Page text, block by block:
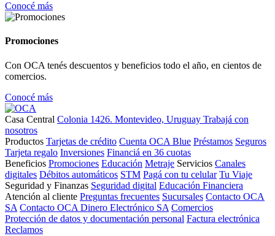
Conocé más
Promociones
Con OCA tenés descuentos y beneficios todo el año, en cientos de
comercios.
Conocé más
Casa Central Colonia 1426. Montevideo, Uruguay Trabajá con
nosotros
Productos Tarjetas de crédito Cuenta OCA Blue Préstamos Seguros
Tarjeta regalo Inversiones Financiá en 36 cuotas
Beneficios Promociones Educación Metraje Servicios Canales
digitales Débitos automáticos STM Pagá con tu celular Tu Viaje
Seguridad y Finanzas Seguridad digital Educación Financiera
Atención al cliente Preguntas frecuentes Sucursales Contacto OCA
SA Contacto OCA Dinero Electrónico SA Comercios
Protección de datos y documentación personal Factura electrónica
Reclamos